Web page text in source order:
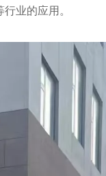
业的应用。